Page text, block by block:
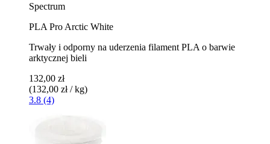
Spectrum
PLA Pro Arctic White
Trwały i odporny na uderzenia filament PLA o barwie
arktycznej bieli
132,00 zł
(132,00 zł / kg)
3.8 (4)